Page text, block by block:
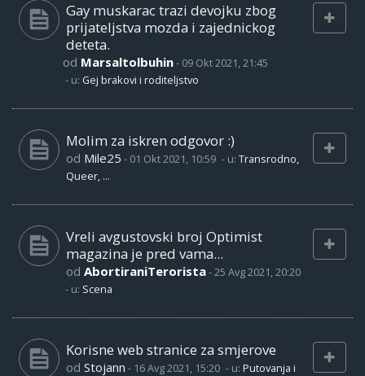
Gay muskarac trazi devojku zbog
prijateljstva mozda i zajednickog
deteta.
od Marsaltolbuhin- 09 Okt 2021, 21:45
- u: Gej brakovi i roditeljstvo
Molim za iskren odgovor :)
od Mile25 - 01 Okt 2021, 10:59 - u: Transrodno,
Queer, ...
Vreli avgustovski broj Optimist
magazina je pred vama...
od AbortiraniTerorista-25 Avg 2021, 20:20
- u: Scena
Korisne web stranice za smjerove
od Stojann - 16 Avg 2021, 15:20 - u: Putovanja i